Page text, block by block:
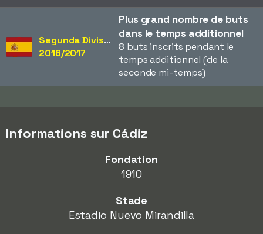
Segunda División
2016/2017
Plus grand nombre de buts
dans le temps additionnel
8 buts inscrits pendant le
temps additionnel (de la
seconde mi-temps)
Informations sur Cádiz
Fondation
1910
Stade
Estadio Nuevo Mirandilla